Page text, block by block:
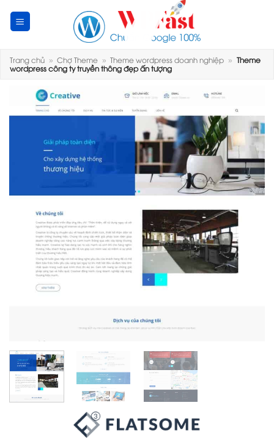
Trang chủ » Chợ Theme » Theme wordpress doanh nghiệp » Theme
wordpress công ty truyền thông đẹp ấn tượng